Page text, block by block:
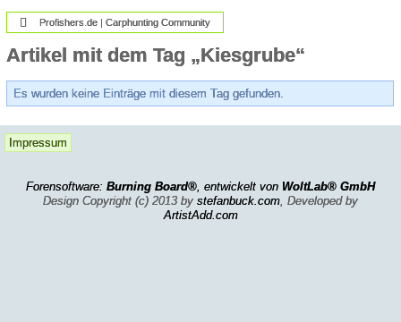
Profishers.de | Carphunting Community
Artikel mit dem Tag „Kiesgrube“
Es wurden keine Einträge mit diesem Tag gefunden.
Impressum
Forensoftware: Burning Board®, entwickelt von WoltLab® GmbH
Design Copyright (c) 2013 by stefanbuck.com, Developed by
ArtistAdd.com